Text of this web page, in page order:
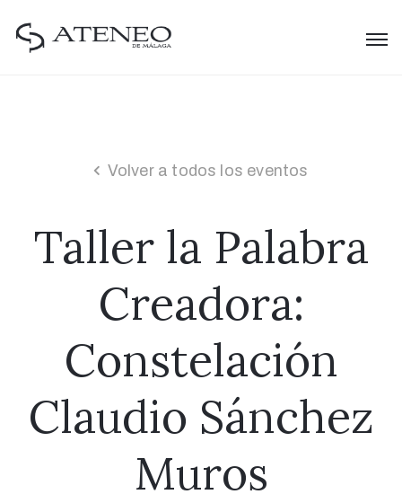
Volver a todos los eventos
Taller la Palabra
Creadora:
Constelación
Claudio Sánchez
Muros